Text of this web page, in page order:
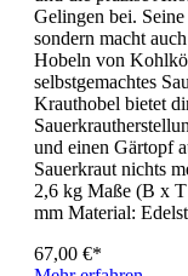
Gelingen bei.
sondern macht
Hobeln von
selbstgemachtes
Krauthobel bietet
und einen Gärtopf
Sauerkraut nichts
2,6 kg Maße (B x
mm Material:
67,00 €*